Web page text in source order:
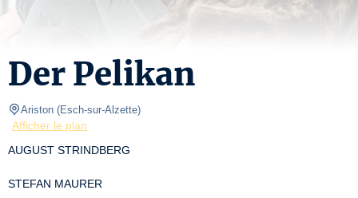
Der Pelikan
Ariston (Esch-sur-Alzette)
Afficher le plan
AUGUST STRINDBERG
STEFAN MAURER